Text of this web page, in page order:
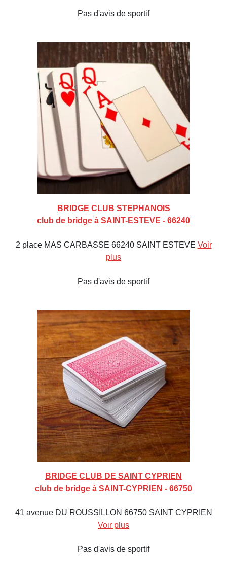
Pas d'avis de sportif
BRIDGE CLUB STEPHANOIS
club de bridge à SAINT-ESTEVE - 66240
2 place MAS CARBASSE 66240 SAINT ESTEVE Voir
plus
Pas d'avis de sportif
BRIDGE CLUB DE SAINT CYPRIEN
club de bridge à SAINT-CYPRIEN - 66750
41 avenue DU ROUSSILLON 66750 SAINT CYPRIEN
Voir plus
Pas d'avis de sportif